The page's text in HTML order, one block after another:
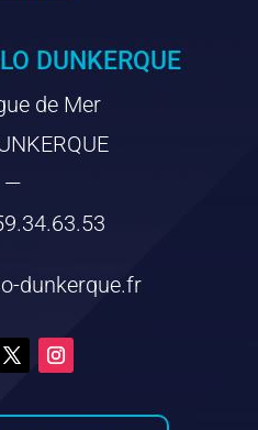
DUNKERQUE
de Mer
—
dunkerque.fr